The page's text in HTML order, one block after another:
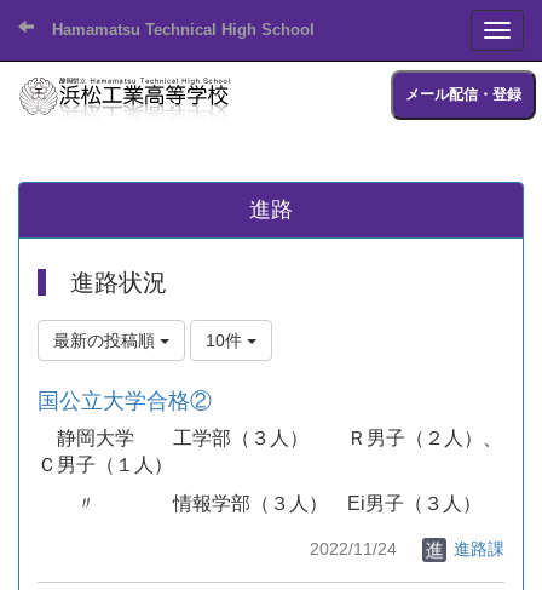
Hamamatsu Technical High School
メール配信・登録
進路
進路状況
最新の投稿順 10件
国公立大学合格②
静岡大学 工学部（３人） Ｒ男子（２人）、
Ｃ男子（１人）
〃 情報学部（３人） Ei男子（３人）
2022/11/24 進路課